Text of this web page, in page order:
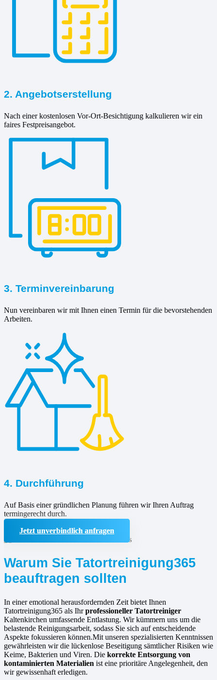
2. Angebotserstellung
Nach einer kostenlosen Vor-Ort-Besichtigung kalkulieren wir ein
faires Festpreisangebot.
3. Terminvereinbarung
Nun vereinbaren wir mit Ihnen einen Termin für die bevorstehenden
Arbeiten.
4. Durchführung
Auf Basis einer gründlichen Planung führen wir Ihren Auftrag
termingerecht durch.
Jetzt unverbindlich anfragen
Warum Sie Tatortreinigung365
beauftragen sollten
In einer emotional herausfordernden Zeit bietet Ihnen
Tatortreinigung365 als Ihrprofessioneller Tatortreiniger
Kaltenkirchen umfassende Entlastung. Wir kümmern uns um die
belastende Reinigungsarbeit, sodass Sie sich auf entscheidende
Aspekte fokussieren können.Mit unseren spezialisierten Kenntnissen
gewährleisten wir die lückenlose Beseitigung sämtlicher Risiken wie
Keime, Bakterien und Viren. Die korrekte Entsorgung von
kontaminierten Materialien ist eine prioritäre Angelegenheit, den
wir gewissenhaft erledigen.